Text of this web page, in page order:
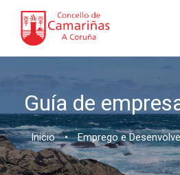
Guía de
Inicio • Emprego e